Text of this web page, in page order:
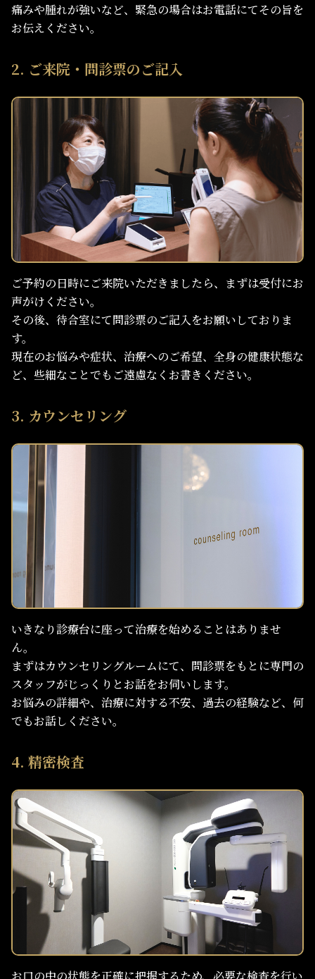
痛みや腫れが強いなど、緊急の場合はお電話にてその旨を
お伝えください。
2. ご来院・問診票のご記入
ご予約の日時にご来院いただきましたら、まずは受付にお
声がけください。
その後、待合室にて問診票のご記入をお願いしておりま
す。
現在のお悩みや症状、治療へのご希望、全身の健康状態な
ど、些細なことでもご遠慮なくお書きください。
3. カウンセリング
いきなり診療台に座って治療を始めることはありませ
ん。
まずはカウンセリングルームにて、問診票をもとに専門の
スタッフがじっくりとお話をお伺いします。
お悩みの詳細や、治療に対する不安、過去の経験など、何
でもお話しください。
4. 精密検査